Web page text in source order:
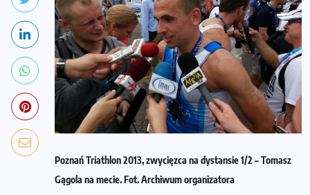
Poznań Triathlon 2013, zwycięzca na dystansie 1/2 – Tomasz
Gągola na mecie. Fot. Archiwum organizatora